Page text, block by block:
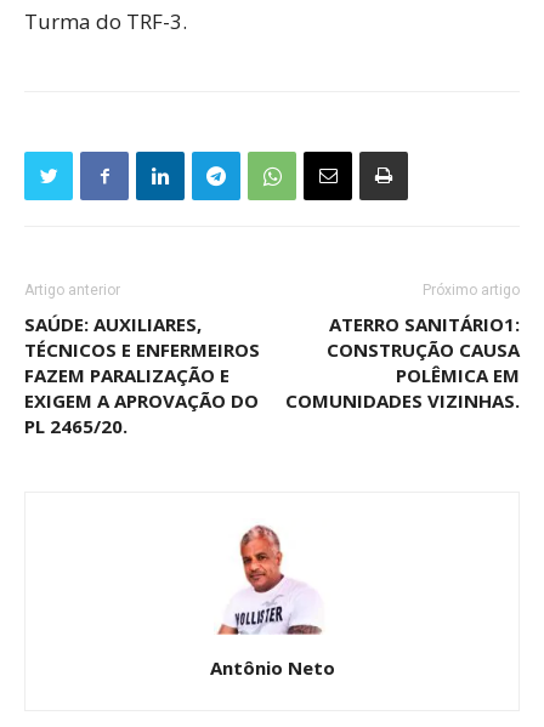
Turma do TRF-3.
Artigo anterior
SAÚDE: AUXILIARES,
TÉCNICOS E ENFERMEIROS
FAZEM PARALIZAÇÃO E
EXIGEM A APROVAÇÃO DO
PL 2465/20.
Próximo artigo
ATERRO SANITÁRIO1:
CONSTRUÇÃO CAUSA
POLÊMICA EM
COMUNIDADES VIZINHAS.
Antônio Neto